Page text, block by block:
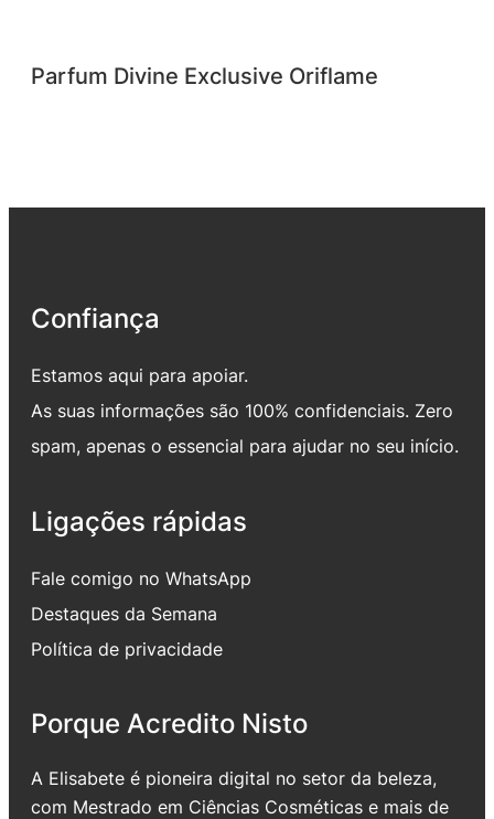
Parfum Divine Exclusive Oriflame
Confiança
Estamos aqui para apoiar.
As suas informações são 100% confidenciais. Zero
spam, apenas o essencial para ajudar no seu início.
Ligações rápidas
Fale comigo no WhatsApp
Destaques da Semana
Política de privacidade
Porque Acredito Nisto
A Elisabete é pioneira digital no setor da beleza,
com Mestrado em Ciências Cosméticas e mais de